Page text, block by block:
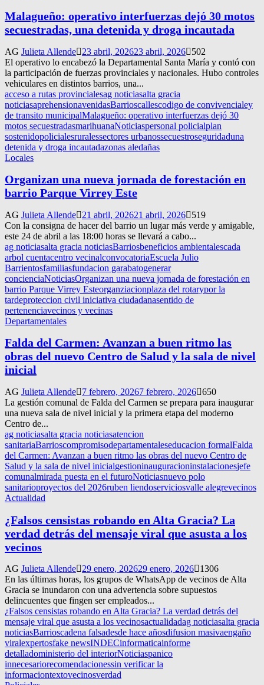
Malagueño: operativo interfuerzas dejó 30 motos
secuestradas, una detenida y droga incautada
AG Julieta Allende 23 abril, 202623 abril, 2026
502
El operativo lo encabezó la Departamental Santa María y contó con
la participación de fuerzas provinciales y nacionales. Hubo controles
vehiculares en distintos barrios, una...
acceso a rutas provincialesag noticiasalta gracia
noticiasaprehensionavenidasBarrioscallescodigo de convivencialey
de transito municipalMalagueño: operativo interfuerzas dejó 30
motos secuestradasmarihuanaNoticiaspersonal policialplan
sostenidopolicialesruralessectores urbanossecuestroseguridaduna
detenida y droga incautadazonas aledañas
Locales
Organizan una nueva jornada de forestación en
barrio Parque Virrey Este
AG Julieta Allende 21 abril, 202621 abril, 2026
519
Con la consigna de hacer del barrio un lugar más verde y amigable,
este 24 de abril a las 18:00 horas se llevará a cabo...
ag noticiasalta gracia noticiasBarriosbeneficios ambientalescada
arbol cuentacentro vecinalconvocatoriaEscuela Julio
Barrientosfamiliasfundacion garabatogenerar
concienciaNoticiasOrganizan una nueva jornada de forestación en
barrio Parque Virrey Esteorganziacionplaza del rotarypor la
tardeproteccion civil iniciativa ciudadanasentido de
pertenenciavecinos y vecinas
Departamentales
Falda del Carmen: Avanzan a buen ritmo las
obras del nuevo Centro de Salud y la sala de nivel
inicial
AG Julieta Allende 7 febrero, 20267 febrero, 2026 650
La gestión comunal de Falda del Carmen se prepara para inaugurar
una nueva sala de nivel inicial y la primera etapa del moderno
Centro de...
ag noticiasalta gracia noticiasatencion
sanitariaBarrioscompromisodepartamentaleseducacion formalFalda
del Carmen: Avanzan a buen ritmo las obras del nuevo Centro de
Salud y la sala de nivel inicialgestioninauguracioninstalacionesjefe
comunalmirada puesta en el futuroNoticiasnuevo polo
sanitarioproyectos del 2026ruben liendoserviciosvalle alegrevecinos
Actualidad
¿Falsos censistas robando en Alta Gracia? La
verdad detrás del mensaje viral que asusta a los
vecinos
AG Julieta Allende 29 enero, 202629 enero, 2026
1306
En las últimas horas, los grupos de WhatsApp de vecinos de Alta
Gracia se inundaron con una advertencia sobre supuestos
delincuentes que fingen ser empleados...
¿Falsos censistas robando en Alta Gracia? La verdad detrás del
mensaje viral que asusta a los vecinosactualidadag noticiasalta gracia
noticiasBarrioscadena falsadesde hace añosdifusion masivaengaño
viralexpertosfake newsINDECinformaticainforme
detalladoministerio del interiorNoticiaspanico
innecesariorecomendacionessin verificar la
informaciontextovecinosverdad